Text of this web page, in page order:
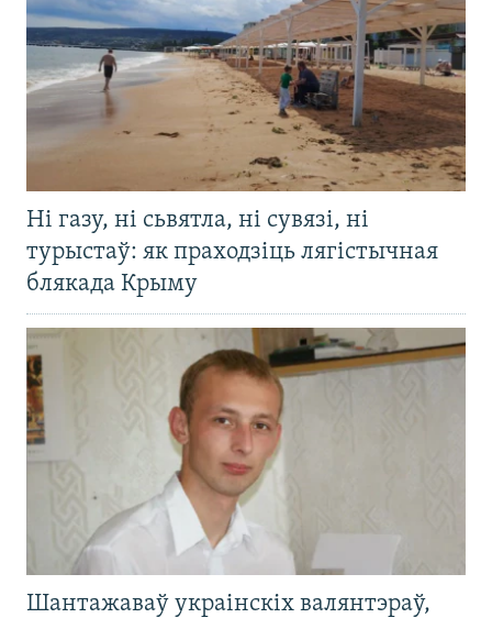
Ні газу, ні сьвятла, ні сувязі, ні
турыстаў: як праходзіць лягістычная
блякада Крыму
Шантажаваў украінскіх валянтэраў,